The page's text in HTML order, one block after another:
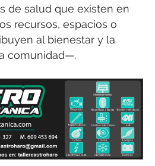
de salud que existen en
recursos, espacios o
al bienestar y la
comunidad—.